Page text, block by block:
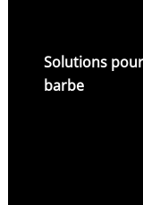
Solutions
barbe